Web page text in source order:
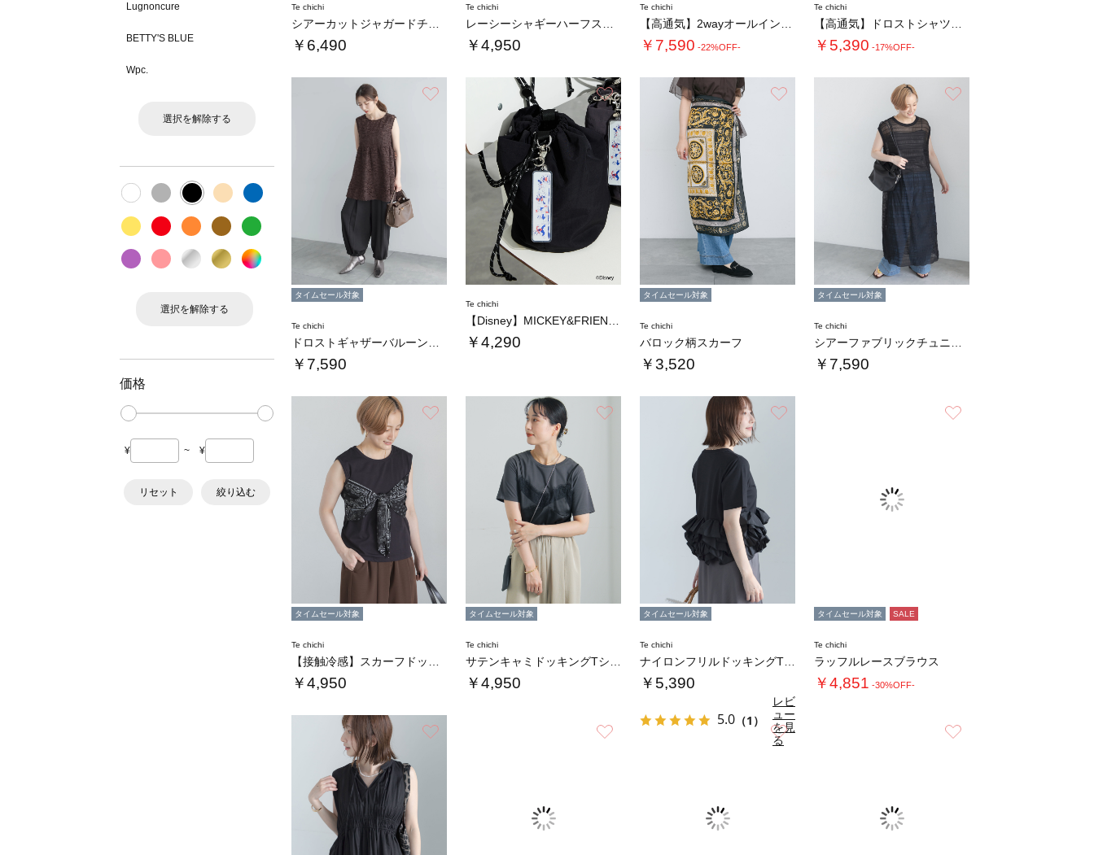
Lugnoncure
BETTY'S BLUE
Wpc.
選択を解除する
選択を解除する
価格
¥ ~ ¥
リセット 絞り込む
Te chichi
￥6,490
Te chichi
￥4,950
Te chichi
￥7,590 -22%OFF-
Te chichi
￥5,390 -17%OFF-
タイムセール対象
Te chichi
￥7,590
お気に入り
Te chichi
￥4,290
タイムセール対象
Te chichi
バロック柄スカーフ
￥3,520
タイムセール対象
Te chichi
￥7,590
タイムセール対象
Te chichi
￥4,950
タイムセール対象
Te chichi
￥4,950
タイムセール対象
Te chichi
￥5,390
5.0 （1）
レビ
ュー
を見
る
タイムセール対象 SALE
Te chichi
ラッフルレースブラウス
￥4,851 -30%OFF-
お気に入り お気に入り